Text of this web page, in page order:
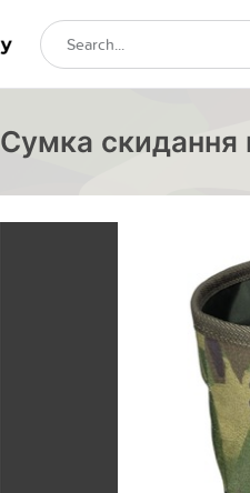
Сумка скидання